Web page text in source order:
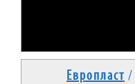
Европласт /